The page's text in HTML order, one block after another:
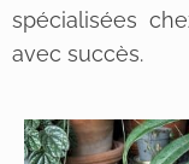
spécialisées
avec succès.